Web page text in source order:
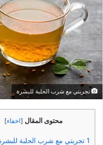
تجربتي مع شرب الحلبة للبشرة
محتوى المقال [اخفاء]
1 تجربتي مع شرب الحلبة